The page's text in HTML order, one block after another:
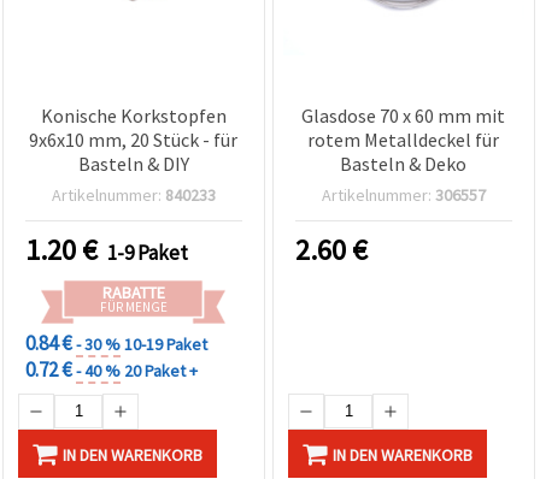
Konische Korkstopfen
9x6x10 mm, 20 Stück - für
Basteln & DIY
Artikelnummer: 840233
1.20€ 1-9 Paket
RABATTE
FÜR MENGE
0.84 €- 30 %10-19 Paket
0.72 €- 40 % 20 Paket +
IN DEN WARENKORB
Glasdose 70 x 60 mm mit
rotem Metalldeckel für
Basteln & Deko
Artikelnummer: 306557
2.60€
IN DEN WARENKORB